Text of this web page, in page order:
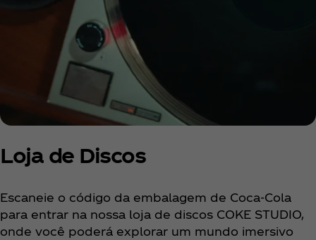
Loja de Discos
Escaneie o código da embalagem de Coca‑Cola
para entrar na nossa loja de discos COKE STUDIO,
onde você poderá explorar um mundo imersivo